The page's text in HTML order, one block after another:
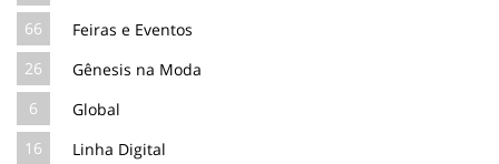
66
Feiras e Eventos
26
Gênesis na Moda
6
Global
16
Linha Digital